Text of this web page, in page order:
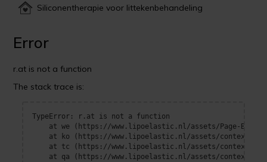
Siliconentherapie voor littekenbehandeling
Error
r.at is not a function
The stack trace is:
TypeError: r.at is not a function
at we (https://www.lipoelastic.nl/assets/Page-
at ko (https://www.lipoelastic.nl/assets/context-
at tc (https://www.lipoelastic.nl/assets/context-
at qa (https://www.lipoelastic.nl/assets/context-